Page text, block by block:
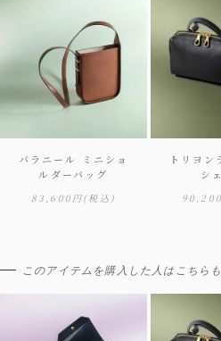
バラニール ミニショ
ルダーバッグ
83,600円(税込)
トリヨン
シ
このアイテムを購入した人はこちら